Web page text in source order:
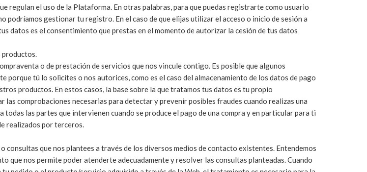
regulan el uso de la Plataforma. En otras palabras, para que puedas registrarte como usuario
podríamos gestionar tu registro. En el caso de que elijas utilizar el acceso o inicio de sesión a
datos es el consentimiento que prestas en el momento de autorizar la cesión de tus datos
o de prestación de servicios que nos vincule contigo. Es posible que algunos
tú lo solicites o nos autorices, como es el caso del almacenamiento de los datos de pago
productos. En estos casos, la base sobre la que tratamos tus datos es tu propio
comprobaciones necesarias para detectar y prevenir posibles fraudes cuando realizas una
las partes que intervienen cuando se produce el pago de una compra y en particular para ti
realizados por terceros.
que nos plantees a través de los diversos medios de contacto existentes. Entendemos
nos permite poder atenderte adecuadamente y resolver las consultas planteadas. Cuando